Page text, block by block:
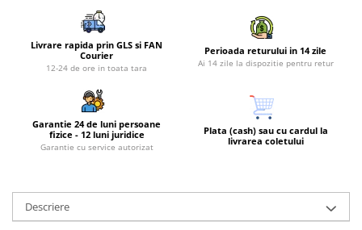
MOTOCOSITORI
Plantatoare + Semanatori
Scarificatoare
Sere si solarii
Tocatoare fan, crengi, tulpini
Fierastraie electrice
Freze de zapada
Freze si carote
Lampi solare
Masini de slefuit
Macarale si electopalane
Masini de tencuit
Purificatoare aer
Tunuri de caldura
Ventilatoare
Ventilatoare Industriale
Deshidratoare
Dozatoare de apa
Livrare rapida prin GLS si FAN
Courier
12-24 de ore in toata tara
Perioada returului in 14 zile
Ai 14 zile la dispozitie pentru retur
Garantie 24 de luni persoane
fizice - 12 luni juridice
Garantie cu service autorizat
Plata (cash) sau cu cardul la
livrarea coletului
Descriere